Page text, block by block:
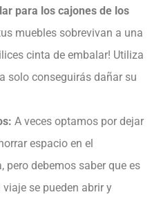
para los cajones de los
muebles sobrevivan a una
cinta de embalar! Utiliza
solo conseguirás dañar su
A veces optamos por dejar
espacio en el
pero debemos saber que es
se pueden abrir y